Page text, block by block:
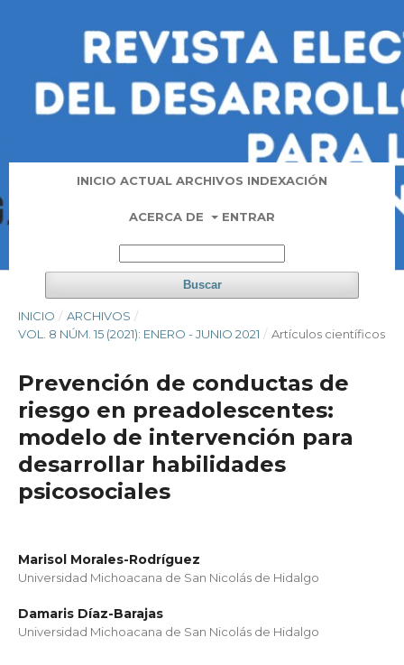
INICIO ACTUAL ARCHIVOS INDEXACIÓN
ACERCA DE ENTRAR
Buscar
INICIO / ARCHIVOS /
VOL. 8 NÚM. 15 (2021): ENERO - JUNIO 2021 / Artí­culos científicos
Prevención de conductas de
riesgo en preadolescentes:
modelo de intervención para
desarrollar habilidades
psicosociales
Marisol Morales-Rodríguez
Universidad Michoacana de San Nicolás de Hidalgo
Damaris Díaz-Barajas
Universidad Michoacana de San Nicolás de Hidalgo